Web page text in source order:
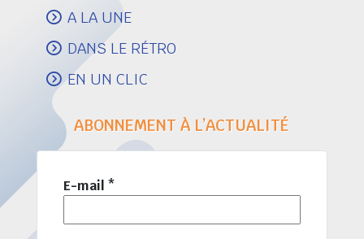
A LA UNE
DANS LE RÉTRO
EN UN CLIC
ABONNEMENT À L’ACTUALITÉ
E-mail *